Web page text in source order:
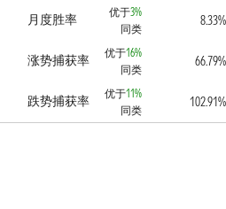
月度胜率 优于3%
同类
8.33%
涨势捕获率 优于16%
同类
66.79%
跌势捕获率 优于11%
同类
102.91%